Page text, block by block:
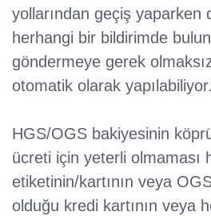
yollarından geçiş yaparken
herhangi bir bildirimde
göndermeye gerek
otomatik olarak yapılabiliyor.
HGS/OGS bakiyesinin
ücreti için yeterli olmaması
etiketinin/kartının veya
olduğu kredi kartının veya